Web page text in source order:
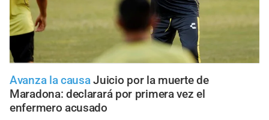
Avanza la causa Juicio por la muerte de
Maradona: declarará por primera vez el
enfermero acusado